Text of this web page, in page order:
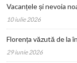
Vacanțele și nevoia
10 iulie 2026
Florența văzută de la
29 iunie 2026